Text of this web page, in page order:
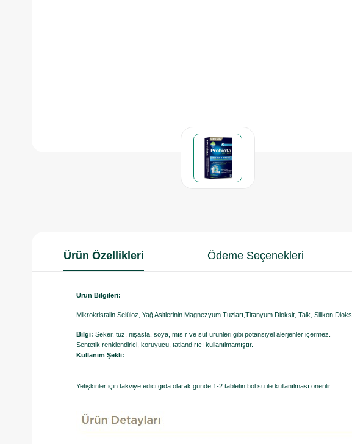
Ürün Özellikleri Ödeme Seçenekleri
Ürün Bilgileri:
Mikrokristalin Selüloz, Yağ Asitlerinin Magnezyum Tuzları,Titanyum Dioksit, Talk, Silikon
Bilgi: Şeker, tuz, nişasta, soya, mısır ve süt ürünleri gibi potansiyel alerjenler içermez.
Sentetik renklendirici, koruyucu, tatlandırıcı kullanılmamıştır.
Kullanım Şekli:
Yetişkinler için takviye edici gıda olarak günde 1-2 tabletin bol su ile kullanılması önerilir.